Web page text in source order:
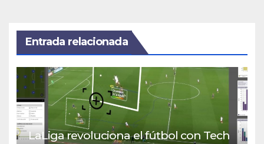
Entrada relacionada
LaLiga revoluciona el fútbol con Tech